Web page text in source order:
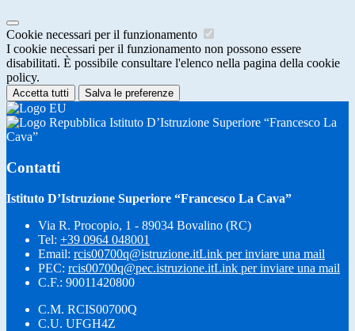
Cookie necessari per il funzionamento
I cookie necessari per il funzionamento non possono essere
disabilitati. È possibile consultare l'elenco nella pagina della cookie
policy.
Accetta tutti Salva le preferenze
Istituto D’Istruzione Superiore “Francesco La
Cava”
Contatti
Istituto D’Istruzione Superiore “Francesco La Cava”
Via R. Procopio, 1 - 89034 Bovalino (RC)
Tel: +39 0964 048001
Email: rcis00700q@istruzione.itLink per inviare una mail
PEC: rcis00700q@pec.istruzione.itLink per inviare una mail
C.F.: 90011420800
C.M. RCIS00700Q
C.U. UFGH4Z